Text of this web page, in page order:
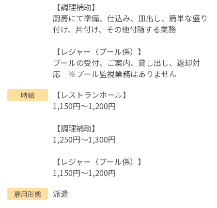
【調理補助】
厨房にて準備、仕込み、皿出し、簡単な盛り
付け、片付け、その他付随する業務
【レジャー（プール係）】
プールの受付、ご案内、貸し出し、返却対
応 ※プール監視業務はありません
時給
【レストランホール】
1,150円～1,200円
【調理補助】
1,250円～1,300円
【レジャー（プール係）】
1,150円～1,200円
雇用形態 派遣